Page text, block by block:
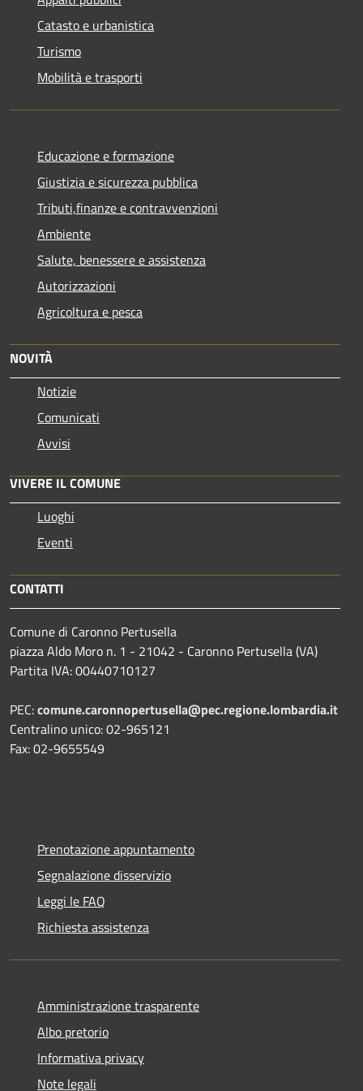
Catasto e urbanistica
Turismo
Mobilità e trasporti
Educazione e formazione
Giustizia e sicurezza pubblica
Tributi,finanze e contravvenzioni
Ambiente
Salute, benessere e assistenza
Autorizzazioni
Agricoltura e pesca
NOVITÀ
Notizie
Comunicati
Avvisi
VIVERE IL COMUNE
Luoghi
Eventi
CONTATTI
Comune di Caronno Pertusella
piazza Aldo Moro n. 1 - 21042 - Caronno Pertusella (VA)
Partita IVA: 00440710127
PEC:comune.caronnopertusella@pec.regione.lombardia.it
Centralino unico: 02-965121
Fax: 02-9655549
Prenotazione appuntamento
Segnalazione disservizio
Leggi le FAQ
Richiesta assistenza
Amministrazione trasparente
Albo pretorio
Informativa privacy
Note legali